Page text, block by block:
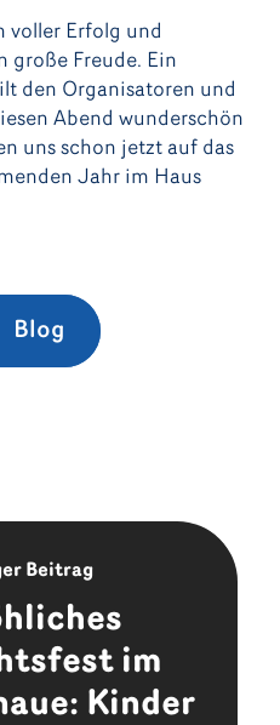
voller Erfolg und
große Freude. Ein
den Organisatoren und
Abend wunderschön
uns schon jetzt auf das
Jahr im Haus
Blog
Beitrag
im
Kinder